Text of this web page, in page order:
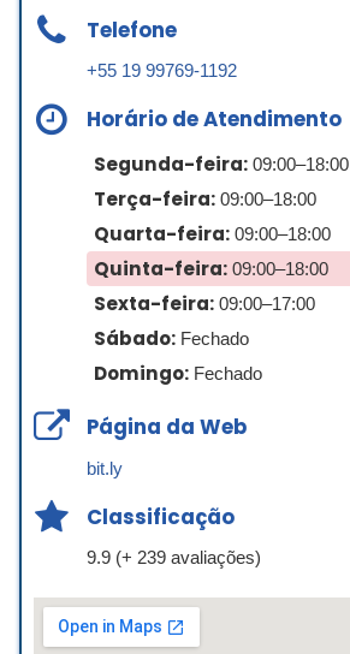
Telefone
+55 19 99769-1192
Horário de Atendimento
Segunda-feira: 09:00–18:00
Terça-feira: 09:00–18:00
Quarta-feira: 09:00–18:00
Quinta-feira: 09:00–18:00
Sexta-feira: 09:00–17:00
Sábado: Fechado
Domingo: Fechado
Página da Web
bit.ly
Classificação
9.9 (+ 239 avaliações)